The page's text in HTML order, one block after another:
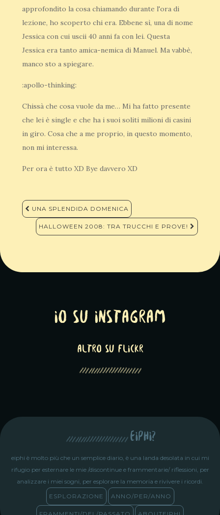
approfondito la cosa chiamando durante l'ora di
lezione, ho scoperto chi era. Ebbene sì, una di nome
Jessica con cui uscii 40 anni fa con lei. Questa
Jessica era tanto amica-nemica di Manuel. Ma vabbè,
manco sto a spiegare.
:apollo-thinking:
Chissà che cosa vuole da me… Mi ha fatto presente
che lei è single e che ha i suoi soliti milioni di casini
in giro. Cosa che a me proprio, in questo momento,
non mi interessa.
Per ora è tutto XD Bye davvero XD
Navigazione
articoli
UNA SPLENDIDA DOMENICA
HALLOWEEN 2008: TRA TRUCCHI E PROVE!
Io su Instagram
altro su Flickr
eiphi?
eiphi è molto più che un semplice diario, è una landa desolata in cui mi
rifugio per esternare le mie /discontinue e frammentarie/ riflessioni, per
analizzare i miei sogni, per esplorare la memoria e rivivere i ricordi.
ESPLORAZIONE
ANNO/PER/ANNO